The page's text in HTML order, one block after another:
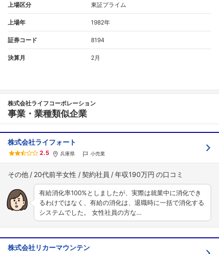
上場区分 東証プライム
上場年 1982年
証券コード 8194
決算月 2月
株式会社ライフコーポレーション
事業・業種類似企業
株式会社ライフォート
2.5 兵庫県 小売業
その他 20代前半女性 契約社員 年収190万円
有給消化率100%としましたが、実際は就業中に消化でき
るわけではなく、有給の消化は、退職時に一括で消化する
システムでした。 女性社員の方な…
株式会社リカーマウンテン